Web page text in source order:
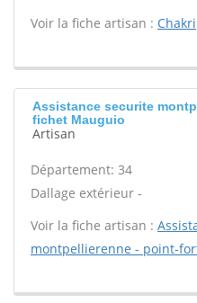
Voir la fiche artisan : Chakri
Assistance securite
fichet Mauguio
Artisan
Département: 34
Dallage extérieur -
Voir la fiche artisan :
montpellierenne - point-